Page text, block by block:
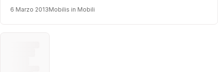
6 Marzo 2013Mobilis in Mobili